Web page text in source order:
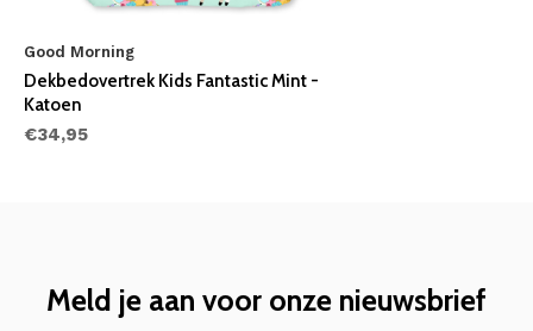
Good Morning
Dekbedovertrek Kids Fantastic Mint -
Katoen
€34,95
Meld je aan voor onze nieuwsbrief